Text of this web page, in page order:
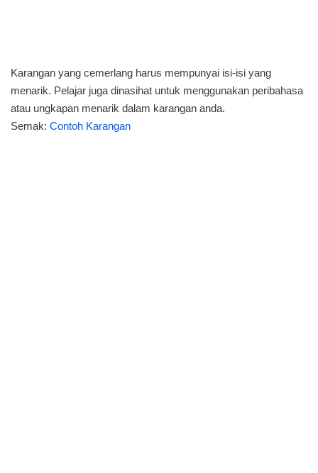
Karangan yang cemerlang harus mempunyai isi-isi yang
menarik. Pelajar juga dinasihat untuk menggunakan peribahasa
atau ungkapan menarik dalam karangan anda.
Semak: Contoh Karangan